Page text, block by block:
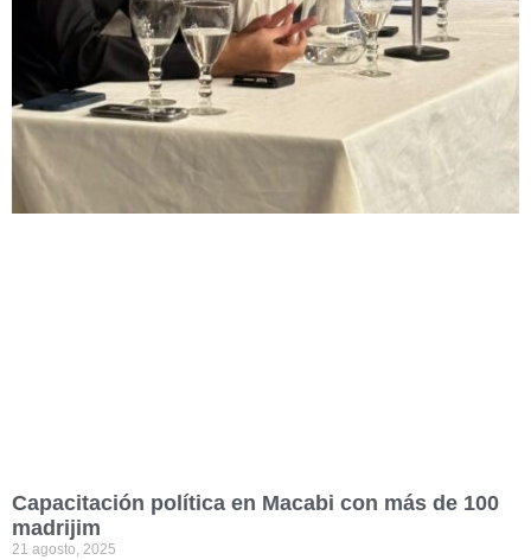
Capacitación política en Macabi con más de 100
madrijim
21 agosto, 2025